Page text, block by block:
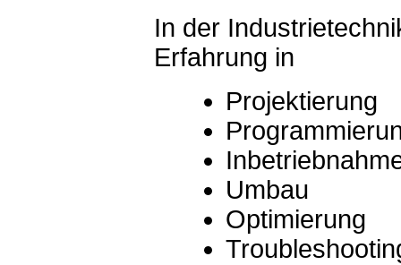
In der
Erfahrung in
Projektierung
Umbau
Optimierung